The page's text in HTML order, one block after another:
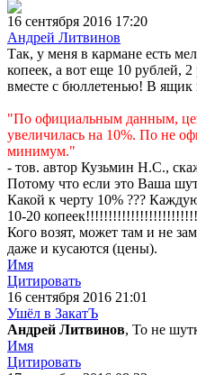
16 сентября 2016 17:20
Андрей Литвинов
Так, у меня в кармане есть
копеек, а вот еще 10 рублей,
вместе с бюллетенью! В ящик
"По официальным данным,
увеличилась на 10%. По не
минимум."
- тов. автор Кузьмин Н.С.,
Потому что если это Ваша
Какой к черту 10% ???
10-20
Кого возят, может там и не
даже и кусаются (цены).
Имя
Цитировать
16 сентября 2016 21:01
Ушёл в ЗакатЪ
Андрей Литвинов, То не
Имя
Цитировать